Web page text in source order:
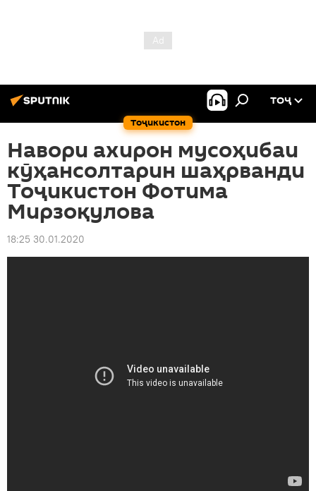
Тоҷикистон
ТОҶ
Навори ахирон мусоҳибаи
кӯҳансолтарин шаҳрванди
Тоҷикистон Фотима
Мирзоқулова
18:25 30.01.2020